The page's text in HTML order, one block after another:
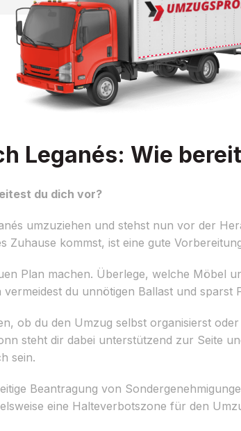
Leganés: Wie
du dich vor?
umzuziehen und stehst nun vor der
Zuhause kommst, ist eine gute
Plan machen. Überlege, welche Möbel
du unnötigen Ballast und sparst
ob du den Umzug selbst organisierst
steht dir dabei unterstützend zur Seite
sein.
Beantragung von
eine Halteverbotszone für den